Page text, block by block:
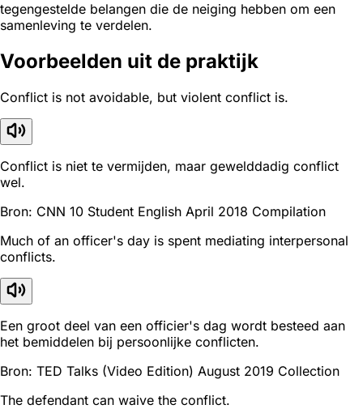
tegengestelde belangen die de neiging hebben om een
samenleving te verdelen.
Voorbeelden uit de praktijk
Conflict is not avoidable, but violent conflict is.
Conflict is niet te vermijden, maar gewelddadig conflict
wel.
Bron: CNN 10 Student English April 2018 Compilation
Much of an officer's day is spent mediating interpersonal
conflicts.
Een groot deel van een officier's dag wordt besteed aan
het bemiddelen bij persoonlijke conflicten.
Bron: TED Talks (Video Edition) August 2019 Collection
The defendant can waive the conflict.